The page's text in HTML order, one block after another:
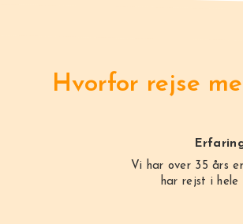
Hvorfor rejse
Vi har over 35 års
har rejst i hele